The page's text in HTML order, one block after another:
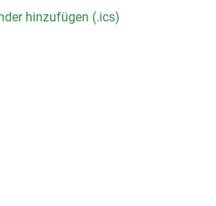
hinzufügen (.ics)